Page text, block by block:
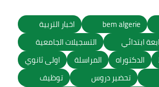
bem algerie
اخبار التربية
ابتدائي
التسجيلات الجامعية
الدكتوراه المراسلة
اولى ثانوي
تحضير دروس
توظيف